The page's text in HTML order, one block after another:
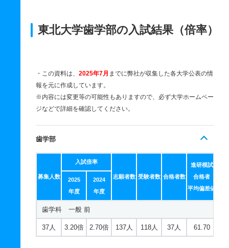
東北大学歯学部の入試結果（倍率）
・この資料は、 2025年7月 までに弊社が収集した各大学公表の情
報を元に作成しています。
※内容には変更等の可能性もありますので、必ず大学ホームペー
ジなどで詳細を確認してください。
歯学部
募集人数
入試倍率
志願者数 受験者数 合格者数
進研模試
合格者
平均偏差値
2025
年度
2024
年度
歯学科 一般 前
37人 3.20倍 2.70倍 137人 118人 37人 61.70